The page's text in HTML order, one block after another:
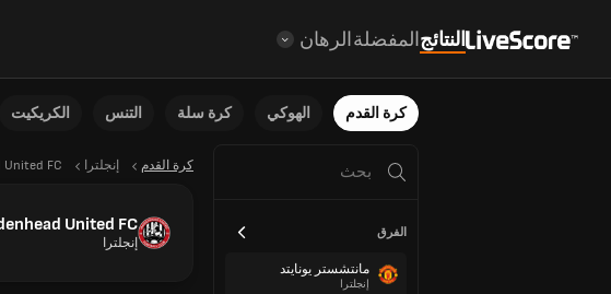
النتائجالمفضلةالرهان
كرة القدم الهوكي كرة سلة التنس الكريكيت
الفرق
مانتشستر يونايتد
إنجلترا
كرة القدم إنجلترا United FC
United FC
إنجلترا